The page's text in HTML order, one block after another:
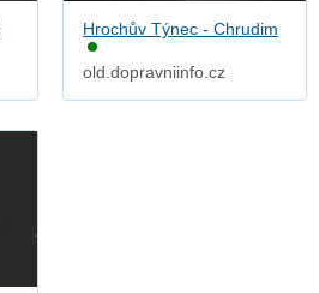
Hrochův Týnec - Chrudim
old.dopravniinfo.cz